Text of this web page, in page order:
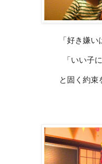
「好き嫌い
「いい子
と固く約束